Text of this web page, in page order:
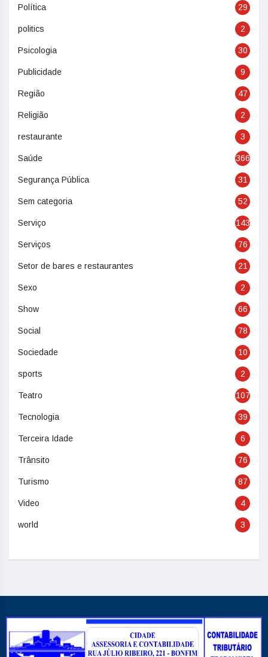
Política 29
politics 2
Psicologia 30
Publicidade 9
Região 47
Religião 2
restaurante 3
Saúde 366
Segurança Pública 31
Sem categoria 52
Serviço 143
Serviços 76
Setor de bares e restaurantes 21
Sexo 2
Show 66
Social 78
Sociedade 10
sports 2
Teatro 107
Tecnologia 39
Terceira Idade 6
Trânsito 76
Turismo 87
Video 4
world 3